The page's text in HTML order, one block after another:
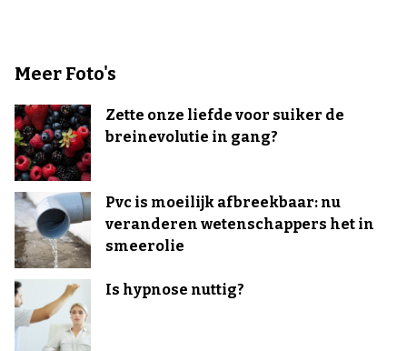
Meer Foto's
Zette onze liefde voor suiker de
breinevolutie in gang?
Pvc is moeilijk afbreekbaar: nu
veranderen wetenschappers het in
smeerolie
Is hypnose nuttig?